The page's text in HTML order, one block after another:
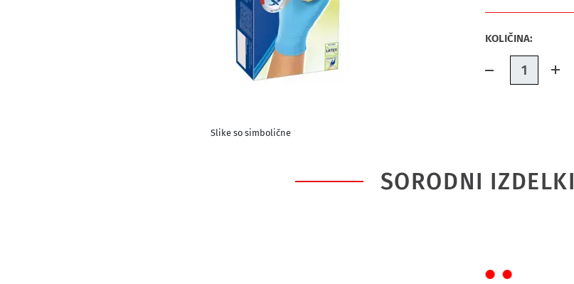
Slike so simbolične
KOLIČINA:
Količina.
SORODNI IZDELKI